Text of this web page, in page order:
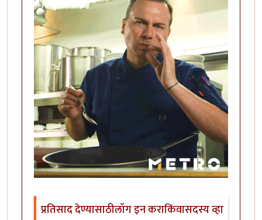
प्रतिसाद देण्यासाठीलॉग इन कराकिंवासदस्य व्हा